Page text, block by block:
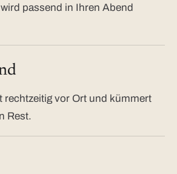
passend in Ihren Abend
rechtzeitig vor Ort und kümmert
Rest.